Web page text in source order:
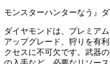
モンスターハンターなう』
ダイヤモンドは、プレミア
アップグレード、狩りを有
クセスに不可欠です。武器